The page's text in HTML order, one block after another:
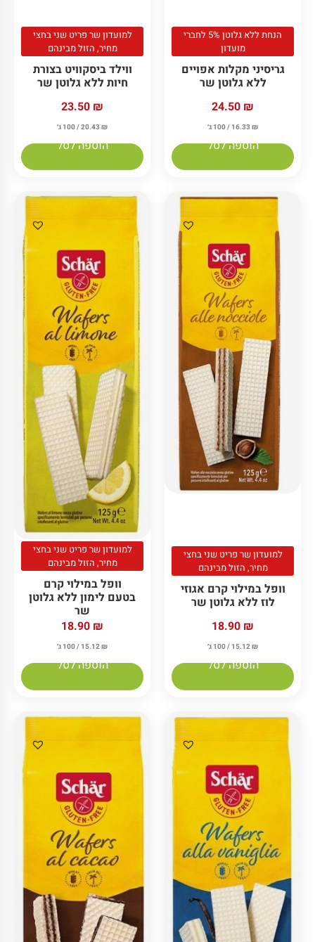
הנחת ללא גלוטן 5% לחברי
מועדון
גריסיני מקלות אפויים
ללא גלוטן שר
24.50 ₪
16.33 ₪ / 100 ג׳
הוספה לסל
למועדון שר פריט שני בחצי
מחיר, הזול מבינהם
ווילד ביסקוויט בצורת
חיות ללא גלוטן שר
23.50 ₪
20.43 ₪ / 100 ג׳
הוספה לסל
למועדון שר פריט שני בחצי
מחיר, הזול מבינהם
וופל במילוי קרם אגוזי
לוז ללא גלוטן שר
18.90 ₪
15.12₪ / 100 ג׳
הוספה לסל
למועדון שר פריט שני בחצי
מחיר, הזול מבינהם
וופל במילוי קרם
בטעם לימון ללא גלוטן
שר
18.90 ₪
15.12₪ / 100 ג׳
הוספה לסל